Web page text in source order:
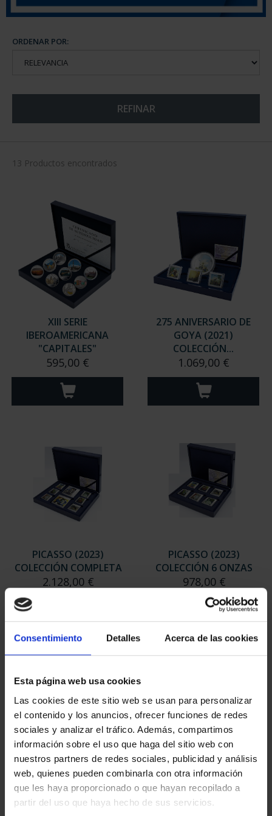
Consentimiento Detalles Acerca de las cookies
Esta página web usa cookies
Las cookies de este sitio web se usan para personalizar
el contenido y los anuncios, ofrecer funciones de redes
sociales y analizar el tráfico. Además, compartimos
información sobre el uso que haga del sitio web con
nuestros partners de redes sociales, publicidad y análisis
web, quienes pueden combinarla con otra información
que les haya proporcionado o que hayan recopilado a
partir del uso que haya hecho de sus servicios.
ORDENAR POR:
REFINAR
13 Productos encontrados
XIII SERIE
IBEROAMERICANA
"CAPITALES"
595,00 €
275 ANIVERSARIO DE
GOYA (2021)
COLECCIÓN...
1.069,00 €
PICASSO (2023)
COLECCIÓN COMPLETA
2.128,00 €
PICASSO (2023)
COLECCIÓN 6 ONZAS
978,00 €
JOYAS MUSEO CASA
MONEDA (2023)
COLECCIÓN
425 ANIV. DE
VELÁZQUEZ (2024) COL.
PLATA